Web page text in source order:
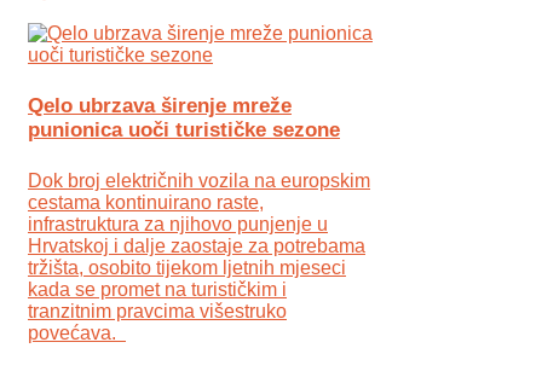
Qelo ubrzava širenje mreže
punionica uoči turističke sezone
Dok broj električnih vozila na europskim
cestama kontinuirano raste,
infrastruktura za njihovo punjenje u
Hrvatskoj i dalje zaostaje za potrebama
tržišta, osobito tijekom ljetnih mjeseci
kada se promet na turističkim i
tranzitnim pravcima višestruko
povećava.